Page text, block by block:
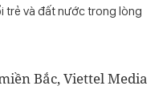
trẻ và đất nước trong lòng
Bắc, Viettel Media